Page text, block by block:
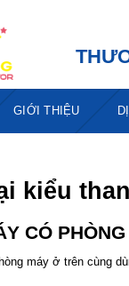
GIỚI THIỆU
kiểu
CÓ
máy ở trên cùng